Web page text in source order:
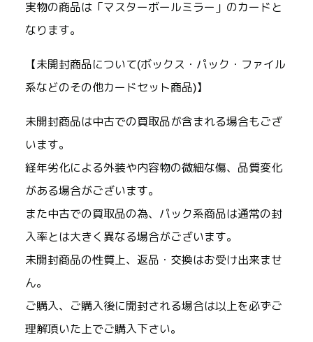
実物の商品は「マスターボールミラー」のカードと
なります。
【未開封商品について(ボックス・パック・ファイル
系などのその他カードセット商品)】
未開封商品は中古での買取品が含まれる場合もござ
います。
経年劣化による外装や内容物の微細な傷、品質変化
がある場合がございます。
また中古での買取品の為、パック系商品は通常の封
入率とは大きく異なる場合がございます。
未開封商品の性質上、返品・交換はお受け出来ませ
ん。
ご購入、ご購入後に開封される場合は以上を必ずご
理解頂いた上でご購入下さい。